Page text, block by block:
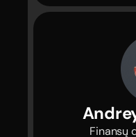
Finansų